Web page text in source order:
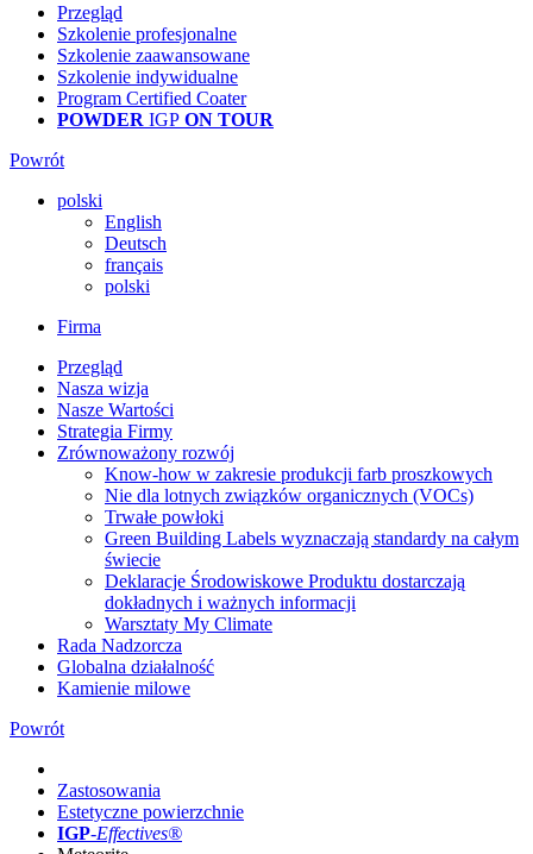
Przegląd
Szkolenie profesjonalne
Szkolenie zaawansowane
Szkolenie indywidualne
Program Certified Coater
POWDER IGP ON TOUR
Powrót
polski
English
Deutsch
français
polski
Firma
Przegląd
Nasza wizja
Nasze Wartości
Strategia Firmy
Zrównoważony rozwój
Know-how w zakresie produkcji farb proszkowych
Nie dla lotnych związków organicznych (VOCs)
Trwałe powłoki
Green Building Labels wyznaczają standardy na całym
świecie
Deklaracje Środowiskowe Produktu dostarczają
dokładnych i ważnych informacji
Warsztaty My Climate
Rada Nadzorcza
Globalna działalność
Kamienie milowe
Powrót
Zastosowania
Estetyczne powierzchnie
IGP-Effectives®